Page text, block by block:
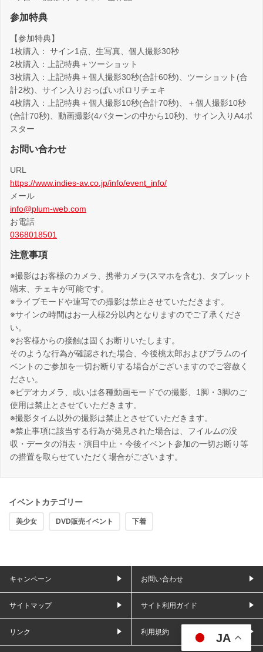
参加特典
【参加特典】
1枚購入： サイン1点、生写真、個人撮影30秒
2枚購入：上記特典＋ツーショット
3枚購入：上記特典＋個人撮影30秒(合計60秒)、ツーショット(合
計2枚)、サイン入りおっぱいポロリチェキ
4枚購入：上記特典＋個人撮影10秒(合計70秒)、＋個人撮影10秒
(合計70秒)、動画撮影(4パターンの中から10秒)、サイン入りA4ポ
スター
お問い合わせ
URL
https://www.indies-av.co.jp/info/event_info/
メール
info@plum-web.com
お電話
0368018501
注意事項
※撮影はお客様のカメラ、携帯カメラ(スマホを含む)、タブレット
端末、チェキが可能です。
※ライブモードや連写での撮影は禁止させていただきます。
※サインの時間はお一人様2分以内となりますのでご了承くださ
い。
※お客様からの接触は固くお断りいたします。
そのような行為が確認された場合、今後桃太郎およびプラムのイ
ベントのご参加を一切お断りする場合がございますのでご容赦く
ださい。
※ビデオカメラ、或いは各種動画モードでの撮影、1脚・3脚のご
使用は禁止とさせていただきます。
※撮影タイム以外の撮影は禁止とさせていただきます。
※禁止事項に該当する行為が発見された場合は、フイルムの没
収・データの消去・演目中止・今後イベント参加の一切お断り等
の措置を取らせていただく場合がございます。
イベントカテゴリー
美少女 DVD販売イベント 下着
JA
キャンペーン お問い合わせ
サイトマップ サイト利用ガイド
リンク 利用規約